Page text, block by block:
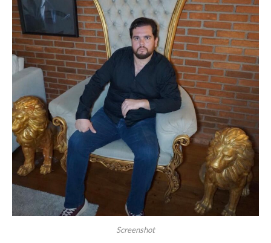
Screenshot